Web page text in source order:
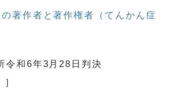
著作者と著作権者（てんかん症
令和6年3月28日判決